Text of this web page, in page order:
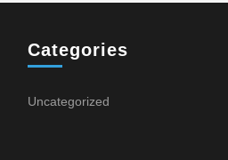
Categories
Uncategorized